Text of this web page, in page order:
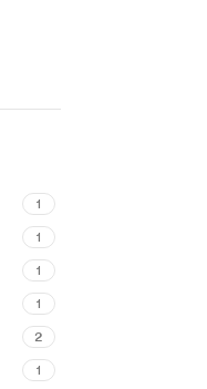
1
1
1
1
2
1